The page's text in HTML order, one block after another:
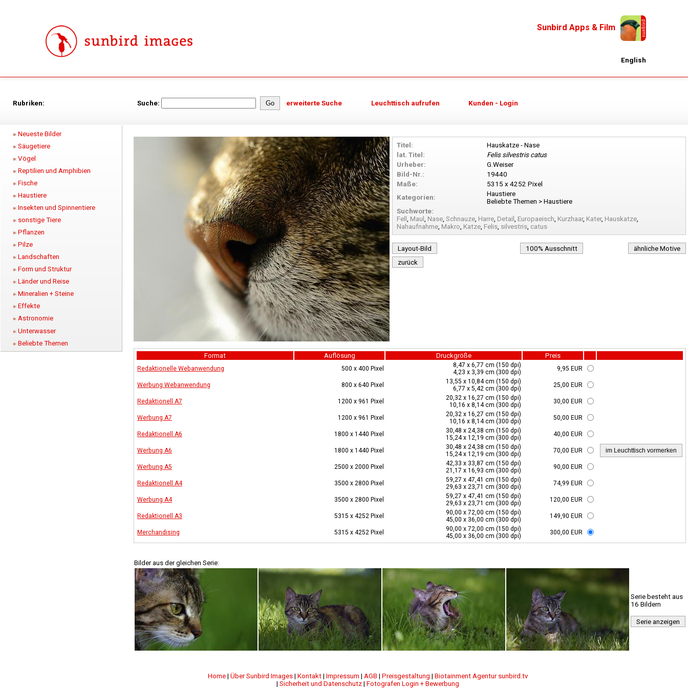
Sunbird Apps & Film
English
Rubriken: Suche: erweiterte Suche Leuchttisch aufrufen Kunden - Login
Neueste Bilder
Säugetiere
Vögel
Reptilien und Amphibien
Fische
Haustiere
Insekten und Spinnentiere
sonstige Tiere
Pflanzen
Pilze
Landschaften
Form und Struktur
Länder und Reise
Mineralien + Steine
Effekte
Astronomie
Unterwasser
Beliebte Themen
Titel:
Hauskatze - Nase
lat. Titel:
Felis silvestris catus
Urheber:
G.Weiser
Bild-Nr.:
19440
Maße:
5315 x 4252 Pixel
Kategorien:
Haustiere
Beliebte Themen > Haustiere
Suchworte:
Fell , Maul , Nase, Schnauze, Harre, Detail , Europaeisch, Kurzhaar, Kater, Hauskatze,
Nahaufnahme, Makro, Katze, Felis, silvestris, catus
Layout-Bild 100% Ausschnitt
ähnliche Motive
zurück
Format Auflösung Druckgröße Preis
Redaktionelle Webanwendung 500 x 400 Pixel
8,47 x 6,77 cm (150 dpi)
4,23 x 3,39 cm (300 dpi)
9,95 EUR
Werbung Webanwendung 800 x 640 Pixel
13,55 x 10,84 cm (150 dpi)
6,77 x 5,42 cm (300 dpi)
25,00 EUR
Redaktionell A7 1200 x 961 Pixel
20,32 x 16,27 cm (150 dpi)
10,16 x 8,14 cm (300 dpi)
30,00 EUR
Werbung A7 1200 x 961 Pixel
20,32 x 16,27 cm (150 dpi)
10,16 x 8,14 cm (300 dpi)
50,00 EUR
Redaktionell A6 1800 x 1440 Pixel
30,48 x 24,38 cm (150 dpi)
15,24 x 12,19 cm (300 dpi)
40,00 EUR
Werbung A6 1800 x 1440 Pixel
30,48 x 24,38 cm (150 dpi)
15,24 x 12,19 cm (300 dpi)
70,00 EUR
Werbung A5 2500 x 2000 Pixel
42,33 x 33,87 cm (150 dpi)
21,17 x 16,93 cm (300 dpi)
90,00 EUR
Redaktionell A4 3500 x 2800 Pixel
59,27 x 47,41 cm (150 dpi)
29,63 x 23,71 cm (300 dpi)
74,99 EUR
Werbung A4 3500 x 2800 Pixel
59,27 x 47,41 cm (150 dpi)
29,63 x 23,71 cm (300 dpi)
120,00 EUR
Redaktionell A3 5315 x 4252 Pixel
90,00 x 72,00 cm (150 dpi)
45,00 x 36,00 cm (300 dpi)
149,90 EUR
Merchandising 5315 x 4252 Pixel
90,00 x 72,00 cm (150 dpi)
45,00 x 36,00 cm (300 dpi)
300,00 EUR
Bilder aus der gleichen Serie:
Serie besteht aus
16 Bildern
Serie anzeigen
Home| Über Sunbird Images| Kontakt| Impressum | AGB | Preisgestaltung | Biotainment Agentur sunbird.tv
| Sicherheit und Datenschutz| Fotografen Login + Bewerbung